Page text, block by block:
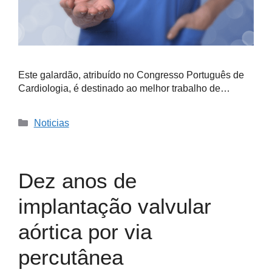
Este galardão, atribuído no Congresso Português de
Cardiologia, é destinado ao melhor trabalho de…
Noticias
Dez anos de
implantação valvular
aórtica por via
percutânea